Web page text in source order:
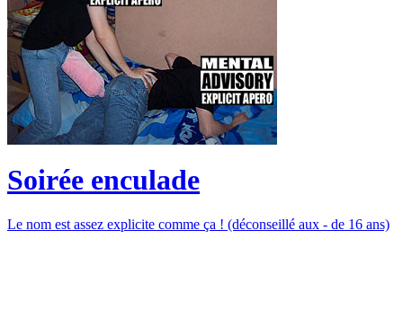
Soirée enculade
Le nom est assez explicite comme ça ! (déconseillé aux - de 16 ans)